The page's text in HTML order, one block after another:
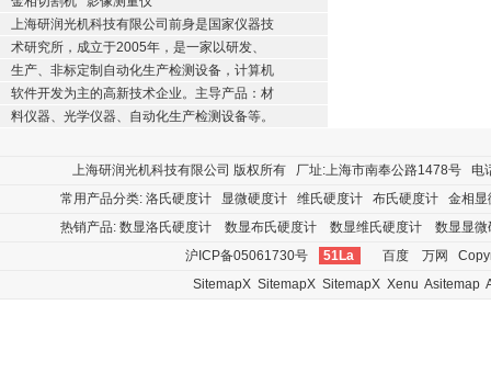
上海研润光机科技有限公司前身是国家仪器技
术研究所，成立于2005年，是一家以研发、
生产、非标定制自动化生产检测设备，计算机
软件开发为主的高新技术企业。主导产品：材
料仪器、光学仪器、自动化生产检测设备等。
上海研润光机科技有限公司 版权所有 厂址:上海市南奉公路1478号
常用产品分类: 洛氏硬度计 显微硬度计 维氏硬度计 布氏硬度计
金相显
热销产品: 数显洛氏硬度计 数显布氏硬度计 数显维氏硬度计
数显显微
沪ICP备05061730号
51La 百度 万网
SitemapX SitemapX SitemapX Xenu Asitemap